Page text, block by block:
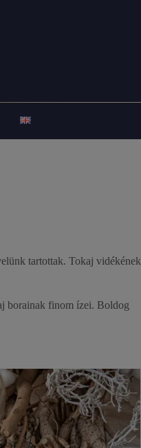
tartottak. Tokaj vidékének
borainak finom ízei. Boldog